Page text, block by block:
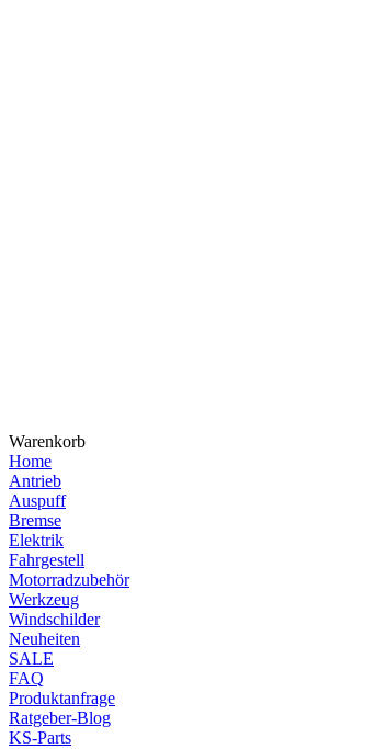
Warenkorb
Home
Antrieb
Auspuff
Bremse
Elektrik
Fahrgestell
Motorradzubehör
Werkzeug
Windschilder
Neuheiten
SALE
FAQ
Produktanfrage
Ratgeber-Blog
KS-Parts